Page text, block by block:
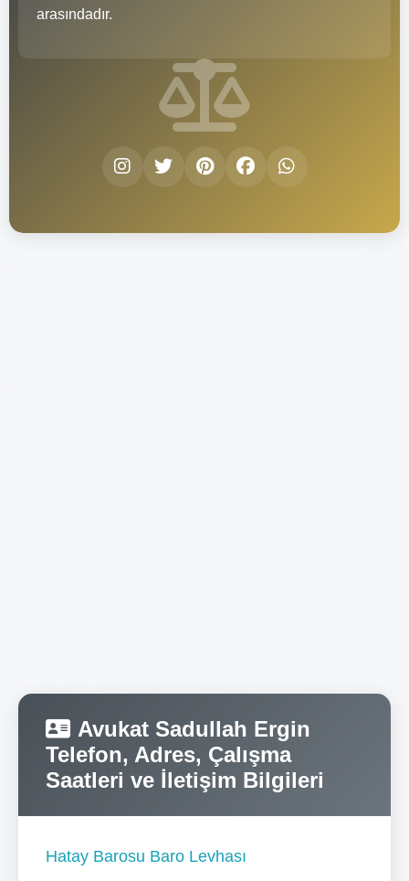
arasındadır.
Avukat Sadullah Ergin
Telefon, Adres, Çalışma
Saatleri ve İletişim Bilgileri
Hatay Barosu Baro Levhası